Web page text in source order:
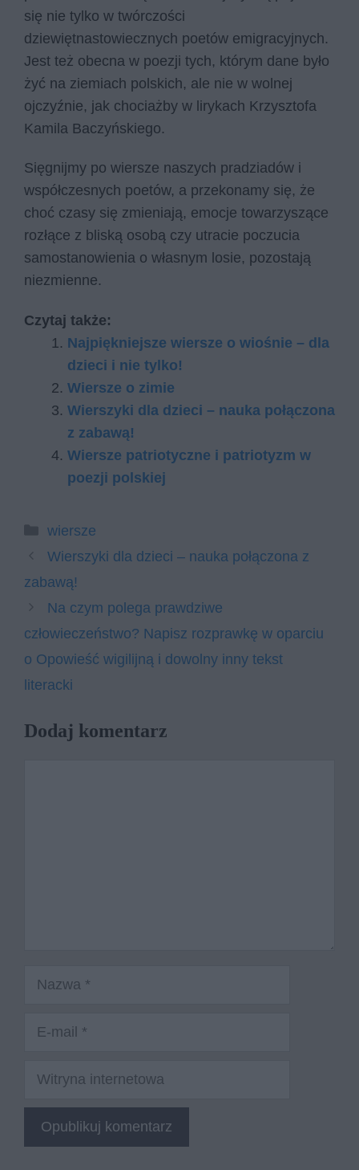
się nie tylko w twórczości
dziewiętnastowiecznych poetów emigracyjnych.
Jest też obecna w poezji tych, którym dane było
żyć na ziemiach polskich, ale nie w wolnej
ojczyźnie, jak chociażby w lirykach Krzysztofa
Kamila Baczyńskiego.
Sięgnijmy po wiersze naszych pradziadów i
współczesnych poetów, a przekonamy się, że
choć czasy się zmieniają, emocje towarzyszące
rozłące z bliską osobą czy utracie poczucia
samostanowienia o własnym losie, pozostają
niezmienne.
Czytaj także:
Najpiękniejsze wiersze o wiośnie – dla
dzieci i nie tylko!
Wiersze o zimie
Wierszyki dla dzieci – nauka połączona
z zabawą!
Wiersze patriotyczne i patriotyzm w
poezji polskiej
Kategorie
wiersze
Wierszyki dla dzieci – nauka połączona z
zabawą!
Na czym polega prawdziwe
człowieczeństwo? Napisz rozprawkę w oparciu
o Opowieść wigilijną i dowolny inny tekst
literacki
Dodaj komentarz
Witryna
internetowa